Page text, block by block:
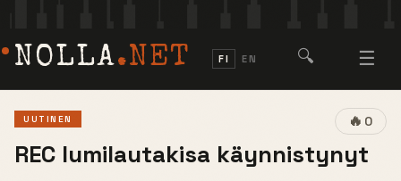
NOLLA.NET FI EN 🔍 ☰
🔥 0
UUTINEN
REC lumilautakisa käynnistynyt